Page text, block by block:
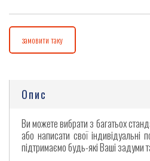
замовити таку
Опис
Ви можете вибрати з багатьох
або написати свої
підтримаємо будь-які Ваші задуми